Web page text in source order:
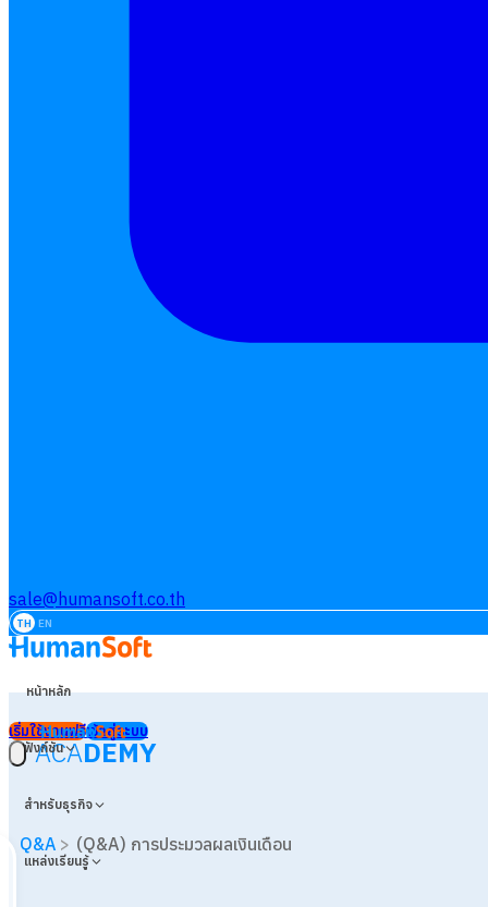
sale@humansoft.co.th
TH EN
หน้าหลัก
ฟังก์ชัน
สำหรับธุรกิจ
แหล่งเรียนรู้
เริ่มใช้งานฟรีเข้าสู่ระบบ
ACADEMY
Q&A > (Q&A) การประมวลผลเงินเดือน